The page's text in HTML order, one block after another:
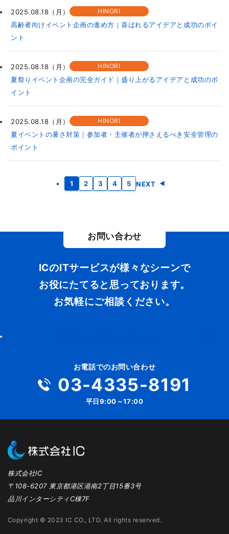
2025.08.18（月） HINORI
高齢者向けイベント企画の進め方｜喜ばれるアイデアと成功のポイ
ント
2025.08.18（月） HINORI
夏祭りイベント企画の完全ガイド｜盛り上がるアイデアと成功のポ
イント
2025.08.18（月） HINORI
夏イベントの暑さ対策｜参加者・主催者が押さえるべき安全管理の
ポイント
1 2 3 4 5 NEXT
お問い合わせ
ICのITサービスが様々なシーンで
お役にたてると思っております。
お気軽にご相談ください。
お電話でのお問い合わせ
03-4335-8191
平日9:00～17:00
株式会社IC
〒108-6207 東京都港区港南2丁目15番3号
品川インターシティC棟7F
Copyright © 2023 IC CO., LTD. All rights reserved.